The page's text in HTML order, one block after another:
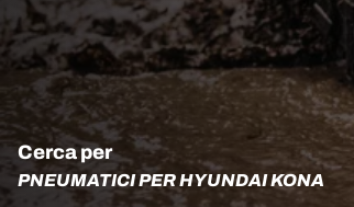
Cerca per
PNEUMATICI PER HYUNDAI KONA